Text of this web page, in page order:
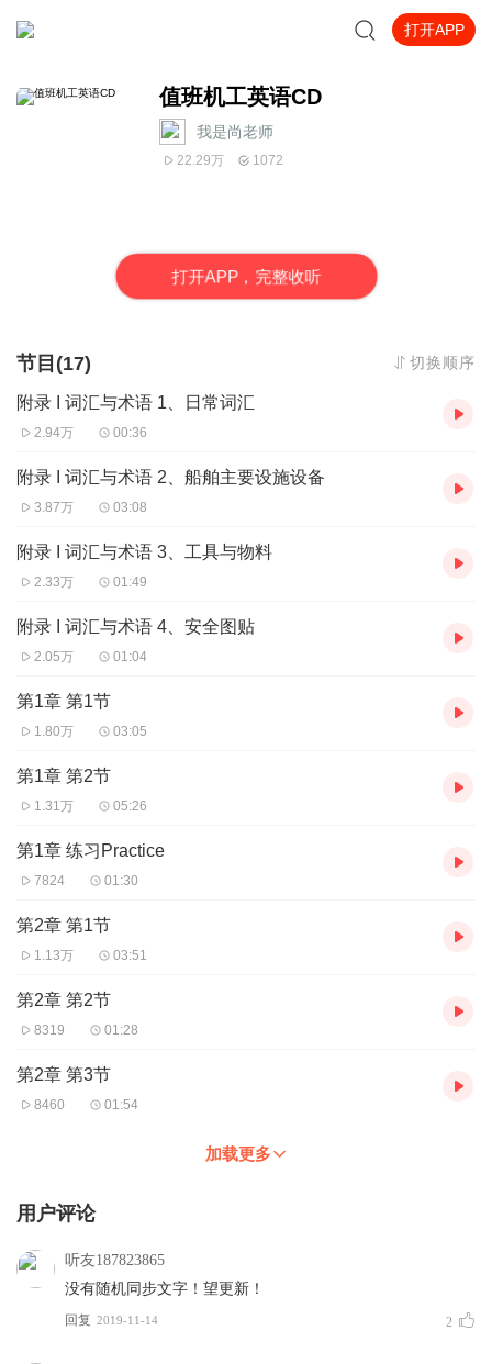
打开APP
值班机工英语CD
我是尚老师
22.29万 1072
打开APP，完整收听
节目(17) 切换顺序
附录 I 词汇与术语 1、日常词汇
2.94万 00:36
附录 I 词汇与术语 2、船舶主要设施设备
3.87万 03:08
附录 I 词汇与术语 3、工具与物料
2.33万 01:49
附录 I 词汇与术语 4、安全图贴
2.05万 01:04
第1章 第1节
1.80万 03:05
第1章 第2节
1.31万 05:26
第1章 练习Practice
7824 01:30
第2章 第1节
1.13万 03:51
第2章 第2节
8319 01:28
第2章 第3节
8460 01:54
加载更多
用户评论
听友187823865
没有随机同步文字！望更新！
回复 2019-11-14 2